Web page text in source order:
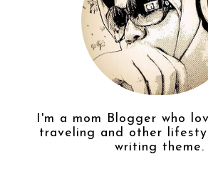
I'm a mom Blogger who
traveling and other
writing theme.